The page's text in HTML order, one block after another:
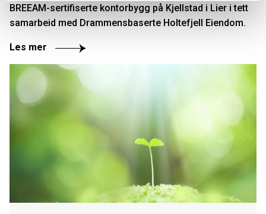
BREEAM-sertifiserte kontorbygg på Kjellstad i Lier i tett
samarbeid med Drammensbaserte Holtefjell Eiendom.
Les mer